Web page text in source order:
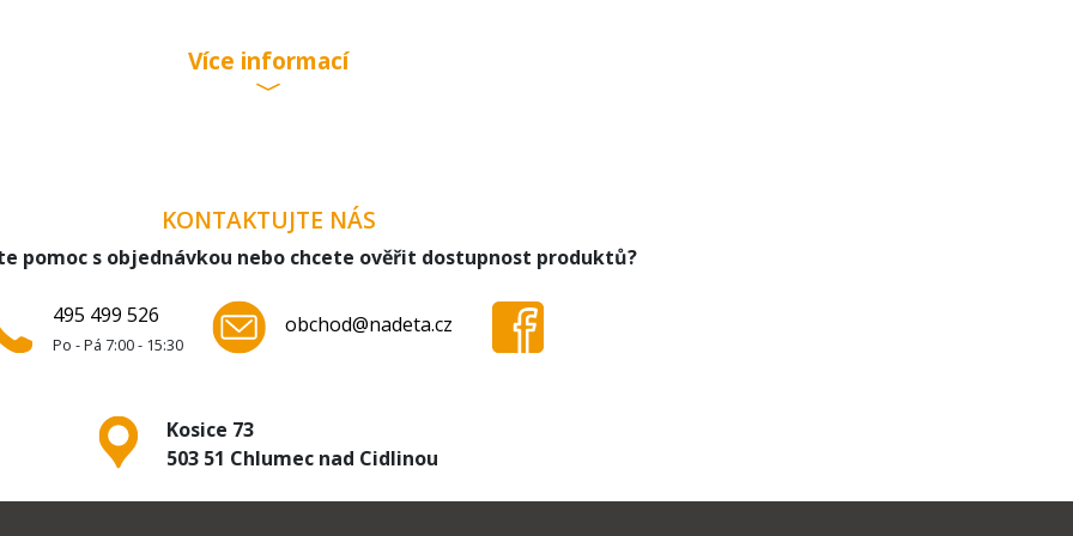
Více informací
KONTAKTUJTE NÁS
pomoc s objednávkou nebo chcete ověřit dostupnost produktů?
495 499 526
Po - Pá 7:00 - 15:30
obchod@nadeta.cz
Kosice 73
503 51 Chlumec nad Cidlinou